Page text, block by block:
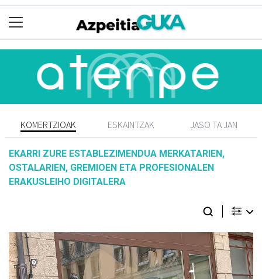
KOMERTZIOAK ESKAINTZAK JASO TA JAN
EKARRI ZURE ESTABLEZIMENDUA MERKATARIEN,
OSTALARIEN, GREMIOEN ETA PROFESIONALEN
ERAKUSLEIHO DIGITALERA